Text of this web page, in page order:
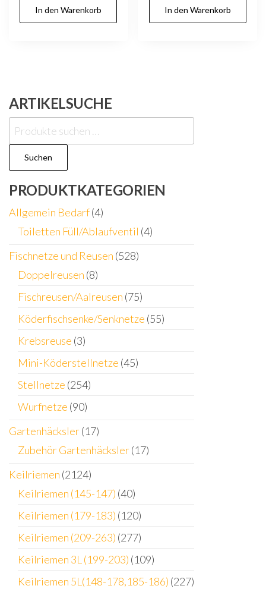
In den Warenkorb In den Warenkorb
ARTIKELSUCHE
Suchen
nach:
Suchen
PRODUKTKATEGORIEN
Allgemein Bedarf(4)
Toiletten Füll/Ablaufventil (4)
Fischnetze und Reusen (528)
Doppelreusen (8)
Fischreusen/Aalreusen (75)
Köderfischsenke/Senknetze (55)
Krebsreuse (3)
Mini-Köderstellnetze (45)
Stellnetze (254)
Wurfnetze (90)
Gartenhäcksler(17)
Zubehör Gartenhäcksler(17)
Keilriemen (2124)
Keilriemen (145-147) (40)
Keilriemen (179-183) (120)
Keilriemen (209-263) (277)
Keilriemen 3L (199-203) (109)
Keilriemen 5L(148-178,185-186) (227)